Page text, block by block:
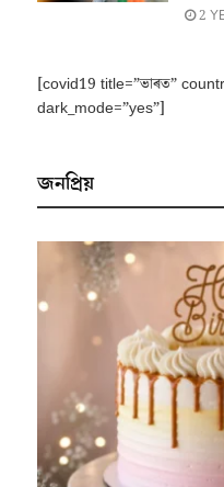
2
[covid19 title=”ভাৰত”
dark_mode=”yes”]
জনপ্ৰিয়